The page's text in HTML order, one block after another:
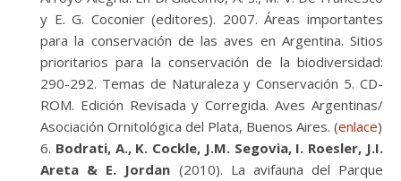
y E. G. Coconier (editores). 2007. Áreas importantes
para la conservación de las aves en Argentina. Sitios
prioritarios para la conservación de la biodiversidad:
290-292. Temas de Naturaleza y Conservación 5. CD-
ROM. Edición Revisada y Corregida. Aves Argentinas/
Asociación Ornitológica del Plata, Buenos Aires. (enlace)
Bodrati, A., K. Cockle, J.M. Segovia, I. Roesler, J.I.
Areta & E. Jordan (2010). La avifauna del Parque